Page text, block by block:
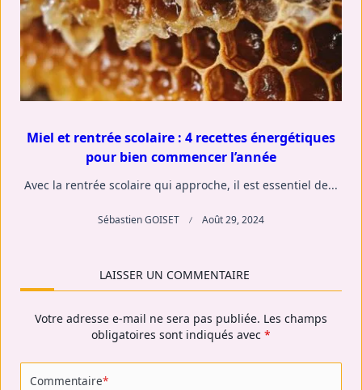
Miel et rentrée scolaire : 4 recettes énergétiques
pour bien commencer l’année
Avec la rentrée scolaire qui approche, il est essentiel de...
Sébastien GOISET Août 29, 2024
LAISSER UN COMMENTAIRE
Votre adresse e-mail ne sera pas publiée. Les champs
obligatoires sont indiqués avec *
Commentaire*